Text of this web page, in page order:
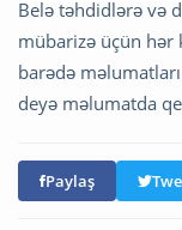
Belə təhdidlərə və
mübarizə üçün hər
barədə
deyə məlumatda
Paylaş